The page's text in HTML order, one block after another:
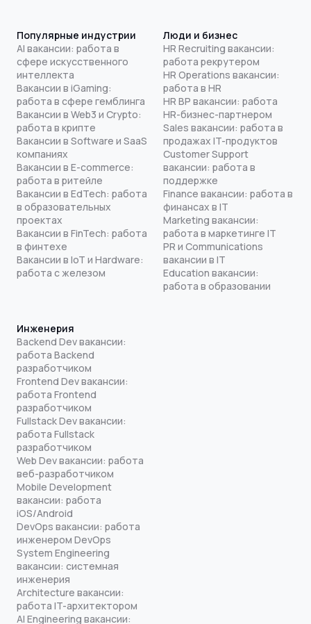
Популярные индустрии
AI вакансии: работа в
сфере искусственного
интеллекта
Вакансии в iGaming:
работа в сфере гемблинга
Вакансии в Web3 и Crypto:
работа в крипте
Вакансии в Software и SaaS
компаниях
Вакансии в E-commerce:
работа в ритейле
Вакансии в EdTech: работа
в образовательных
проектах
Вакансии в FinTech: работа
в финтехе
Вакансии в IoT и Hardware:
работа с железом
Люди и бизнес
HR Recruiting вакансии:
работа рекрутером
HR Operations вакансии:
работа в HR
HR BP вакансии: работа
HR-бизнес-партнером
Sales вакансии: работа в
продажах IT-продуктов
Customer Support
вакансии: работа в
поддержке
Finance вакансии: работа в
финансах в IT
Marketing вакансии:
работа в маркетинге IT
PR и Communications
вакансии в IT
Education вакансии:
работа в образовании
Инженерия
Backend Dev вакансии:
работа Backend
разработчиком
Frontend Dev вакансии:
работа Frontend
разработчиком
Fullstack Dev вакансии:
работа Fullstack
разработчиком
Web Dev вакансии: работа
веб-разработчиком
Mobile Development
вакансии: работа
iOS/Android
DevOps вакансии: работа
инженером DevOps
System Engineering
вакансии: системная
инженерия
Architecture вакансии:
работа IT-архитектором
AI Engineering вакансии: